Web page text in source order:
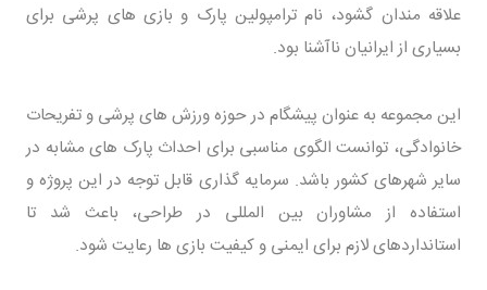
علاقه مندان گشود، نام ترامپولین پارک و بازی های پرشی برای
بسیاری از ایرانیان ناآشنا بود.
این مجموعه به عنوان پیشگام در حوزه ورزش های پرشی و تفریحات
خانوادگی، توانست الگوی مناسبی برای احداث پارک های مشابه در
سایر شهرهای کشور باشد. سرمایه گذاری قابل توجه در این پروژه و
استفاده از مشاوران بین المللی در طراحی، باعث شد تا
استانداردهای لازم برای ایمنی و کیفیت بازی ها رعایت شود.